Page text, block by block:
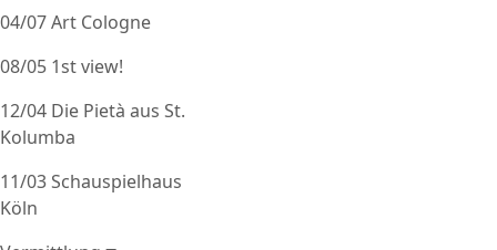
04/07 Art Cologne
08/05 1st view!
12/04 Die Pietà aus St.
Kolumba
11/03 Schauspielhaus
Köln